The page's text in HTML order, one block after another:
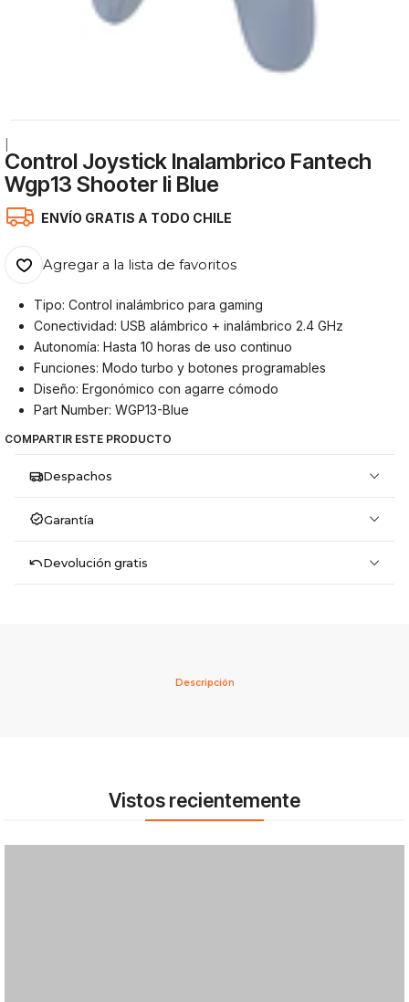
Control Joystick Inalambrico Fantech
Wgp13 Shooter Ii Blue
ENVÍO GRATIS A TODO CHILE
Agregar a la lista de favoritos
Tipo: Control inalámbrico para gaming
Conectividad: USB alámbrico + inalámbrico 2.4 GHz
Autonomía: Hasta 10 horas de uso continuo
Funciones: Modo turbo y botones programables
Diseño: Ergonómico con agarre cómodo
Part Number: WGP13-Blue
COMPARTIR ESTE PRODUCTO
Despachos
Garantía
Devolución gratis
Descripción
Vistos recientemente